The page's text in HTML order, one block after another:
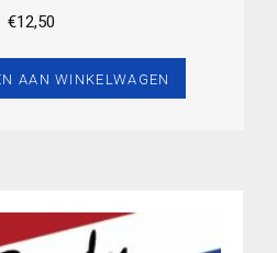
€12,50
AAN WINKELWAGEN